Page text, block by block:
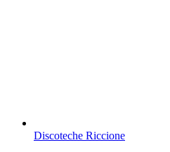
Discoteche Riccione